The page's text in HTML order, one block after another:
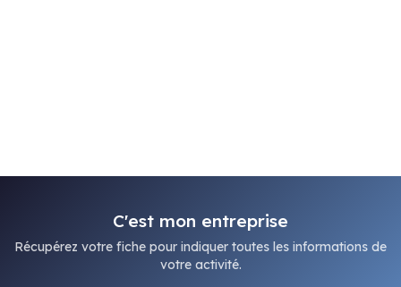
C'est mon entreprise
Récupérez votre fiche pour indiquer toutes les informations de
votre activité.